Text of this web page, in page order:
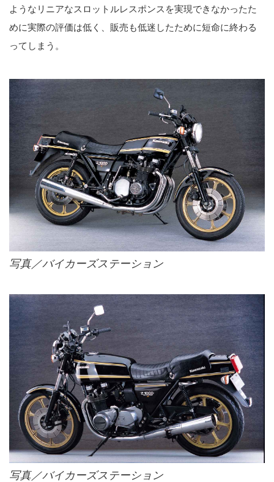
ようなリニアなスロットルレスポンスを実現できなかったた
めに実際の評価は低く、販売も低迷したために短命に終わる
ってしまう。
写真／バイカーズステーション
写真／バイカーズステーション